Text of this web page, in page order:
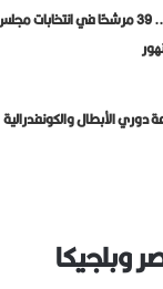
بعد غلق باب الترشح.. 39 مرشحًا في انتخابات
الأبطال والكونفدرالية
وبلجيكا